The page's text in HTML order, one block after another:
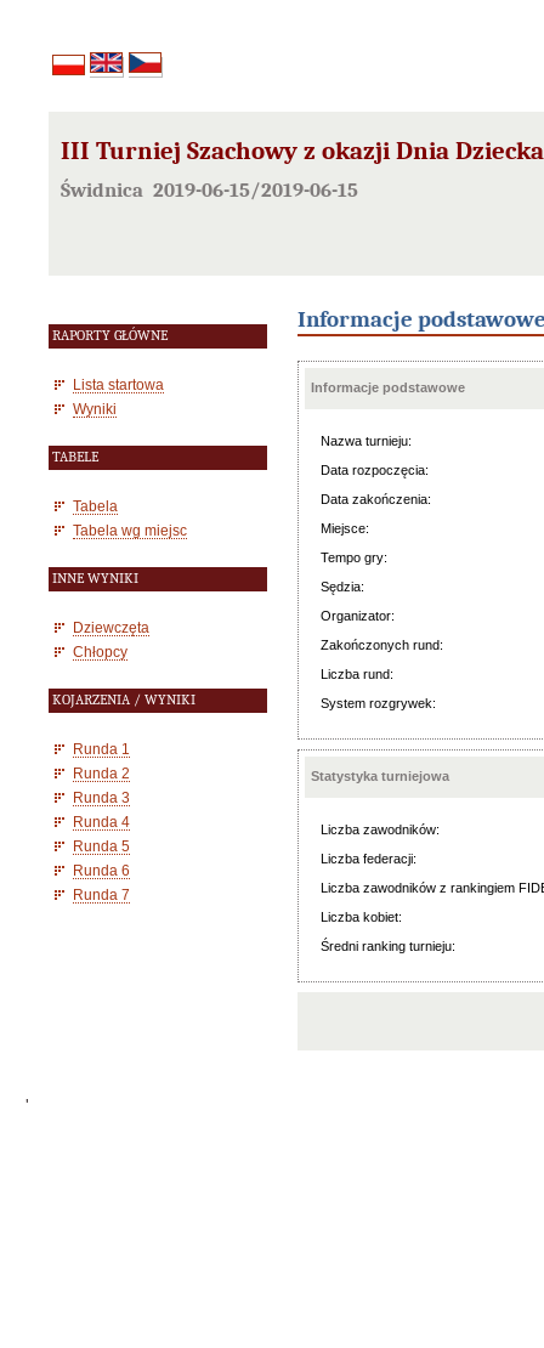
III Turniej Szachowy z okazji Dnia
Świdnica 2019-06-15/2019-06-15
RAPORTY GŁÓWNE
Lista startowa
Wyniki
TABELE
Tabela
Tabela wg miejsc
INNE WYNIKI
Dziewczęta
Chłopcy
KOJARZENIA / WYNIKI
Runda 1
Runda 2
Runda 3
Runda 4
Runda 5
Runda 6
Runda 7
Informacje
Informacje podstawowe
Nazwa turnieju:
Data rozpoczęcia:
Data zakończenia:
Miejsce:
Tempo gry:
Sędzia:
Organizator:
Zakończonych rund:
Liczba rund:
System rozgrywek:
Statystyka turniejowa
Liczba zawodników:
Liczba federacji:
Liczba zawodników z rankingiem
Liczba kobiet:
Średni ranking turnieju:
'